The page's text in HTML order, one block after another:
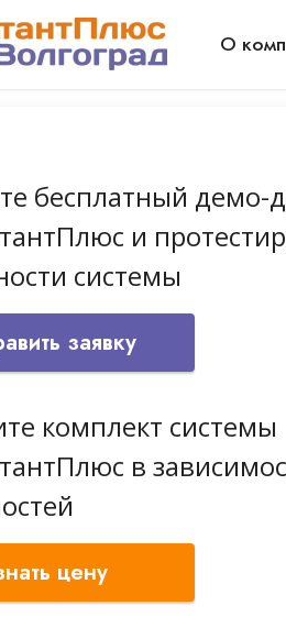
О
бесплатный демо-
и
системы
заявку
комплект системы
в
цену